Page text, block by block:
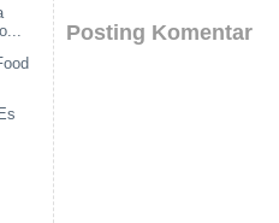
Posting Komentar